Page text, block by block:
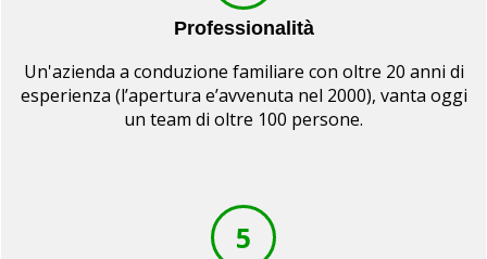
Professionalità
Un'azienda a conduzione familiare con oltre 20 anni di
esperienza (l’apertura e’avvenuta nel 2000), vanta oggi
un team di oltre 100 persone.
5